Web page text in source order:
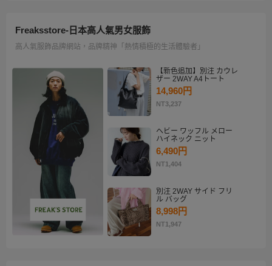
Freaksstore-日本高人氣男女服飾
高人氣服飾品牌網站，品牌精神「熱情積極的生活體驗者」
【新色追加】別注 カウレ
ザー 2WAY A4トート
14,960円
NT3,237
ヘビー ワッフル メロー
ハイネック ニット
6,490円
NT1,404
別注 2WAY サイド フリ
ル バッグ
8,998円
NT1,947